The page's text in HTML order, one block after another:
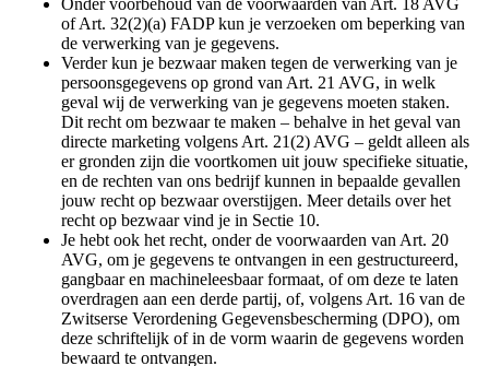
Onder voorbehoud van de voorwaarden van Art. 18 AVG
of Art. 32(2)(a) FADP kun je verzoeken om beperking van
de verwerking van je gegevens.
Verder kun je bezwaar maken tegen de verwerking van je
persoonsgegevens op grond van Art. 21 AVG, in welk
geval wij de verwerking van je gegevens moeten staken.
Dit recht om bezwaar te maken – behalve in het geval van
directe marketing volgens Art. 21(2) AVG – geldt alleen als
er gronden zijn die voortkomen uit jouw specifieke situatie,
en de rechten van ons bedrijf kunnen in bepaalde gevallen
jouw recht op bezwaar overstijgen. Meer details over het
recht op bezwaar vind je in Sectie 10.
Je hebt ook het recht, onder de voorwaarden van Art. 20
AVG, om je gegevens te ontvangen in een gestructureerd,
gangbaar en machineleesbaar formaat, of om deze te laten
overdragen aan een derde partij, of, volgens Art. 16 van de
Zwitserse Verordening Gegevensbescherming (DPO), om
deze schriftelijk of in de vorm waarin de gegevens worden
bewaard te ontvangen.